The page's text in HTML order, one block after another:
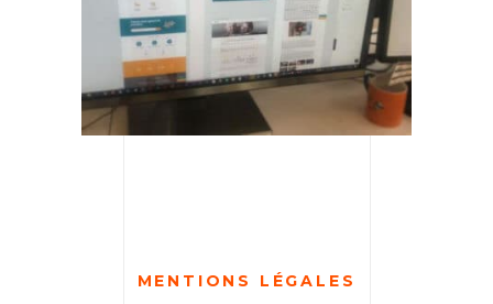
MENTIONS LÉGALES